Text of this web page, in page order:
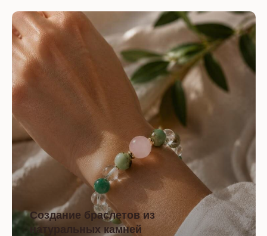
Создание браслетов из
натуральных камней